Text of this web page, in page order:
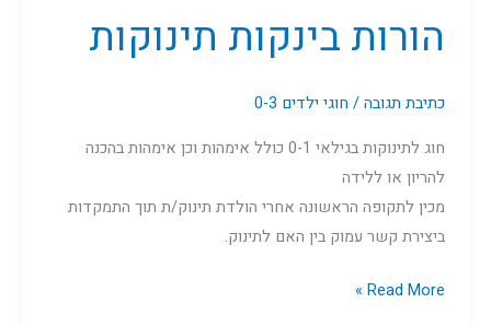
הורות בינקות תינוקות
כתיבת תגובה/ חוגי ילדים 0-3
חוג לתינוקות בגילאי 0-1 כולל אימהות וכן אימהות בהכנה
להריון או ללידה
מכין לתקופה הראשונה אחרי הולדת תינוק/ת תוך התמקדות
ביצירת קשר עמוק בין האם לתינוק.
Read More »